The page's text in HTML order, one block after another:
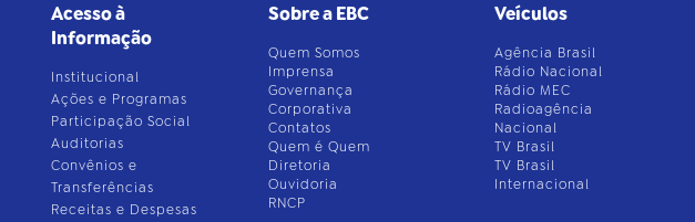
Acesso à
Informação
Institucional
Ações e Programas
Participação Social
Auditorias
Convênios e
Transferências
Receitas e Despesas
Sobre a EBC
Quem Somos
Imprensa
Governança
Corporativa
Contatos
Quem é Quem
Diretoria
Ouvidoria
RNCP
Veículos
Agência Brasil
Rádio Nacional
Rádio MEC
Radioagência
Nacional
TV Brasil
TV Brasil
Internacional